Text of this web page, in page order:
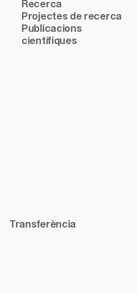
Recerca
Projectes de recerca
Publicacions
científiques
Transferència